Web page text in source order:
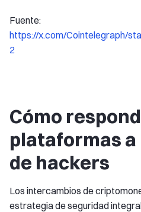
Fuente:
https://x.com/Cointelegraph/
2
Cómo
plataformas a
de hackers
Los intercambios de
estrategia de seguridad